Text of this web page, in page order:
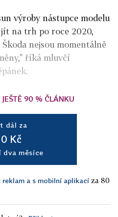
výroby nástupce modelu
na trh po roce 2020,
nejsou momentálně
říká mluvčí
90 % ČLÁNKU
dál za
Kč
dva měsíce
reklam a s mobilní aplikací za 80